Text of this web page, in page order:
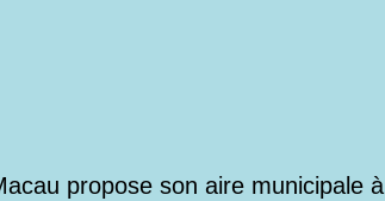
propose son aire municipale à